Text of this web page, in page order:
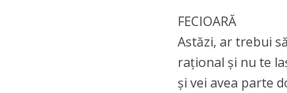
FECIOARĂ
Astăzi, ar trebui
rațional și nu te
și vei avea parte